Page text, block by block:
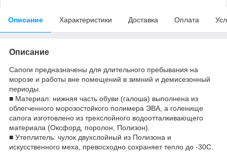
Описание Характеристики Доставка Оплата
Описание
Сапоги предназначены для длительного пребывания на
морозе и работы вне помещений в зимний и демисезонный
периоды.
■ Материал: нижняя часть обуви (галоша) выполнена из
облегченного морозостойкого полимера ЭВА, а голенище
сапога изготовлено из трехслойного водоотталкивающего
материала (Оксфорд, поролон, Полизон).
■ Утеплитель: чулок двухслойный из Полизона и
искусственного меха, превосходно сохраняет тепло до -30С.